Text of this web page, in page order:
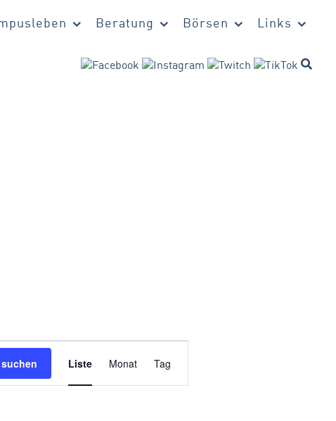
Beratung Börsen Links
Ansichten-
Liste Monat Tag